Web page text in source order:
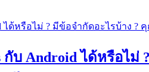
กับ Android ได้หรือไม่